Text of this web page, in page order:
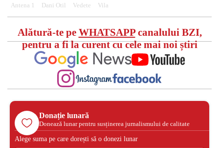
Antena 1 Dani Otil Vedete Vila
Alătură-te pe WHATSAPPcanalului BZI,
pentru a fi la curent cu cele mai noi știri
Donație lunară
Donează lunar pentru susținerea jurnalismului de calitate
Alege suma pe care dorești să o donezi lunar